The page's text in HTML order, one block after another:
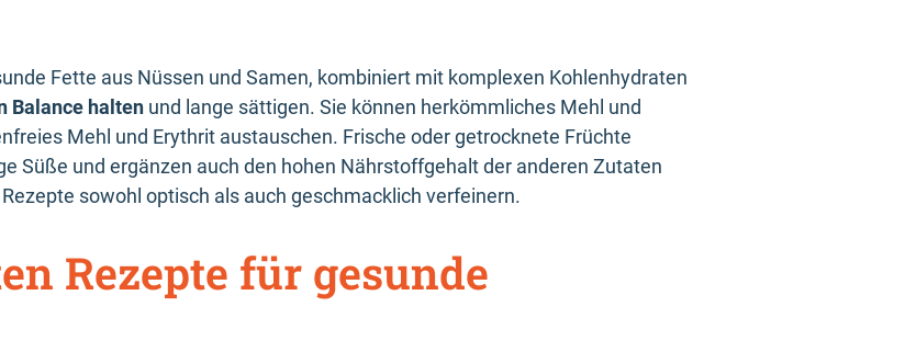
Fette aus Nüssen und Samen, kombiniert mit komplexen Kohlenhydraten
Balance halten und lange sättigen. Sie können herkömmliches Mehl und
Mehl und Erythrit austauschen. Frische oder getrocknete Früchte
Süße und ergänzen auch den hohen Nährstoffgehalt der anderen Zutaten
sowohl optisch als auch geschmacklich verfeinern.
Rezepte für gesunde